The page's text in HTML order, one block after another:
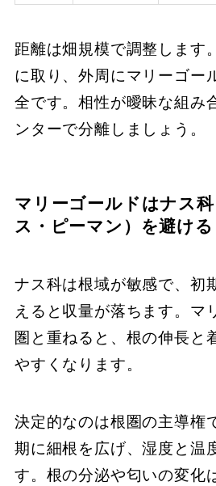
距離は畑規模で調整します
に取り、外周にマリーゴー
全です。相性が曖昧な組み
ンターで分離しましょう。
マリーゴールドはナス
ス・ピーマン）を避ける
ナス科は根域が敏感で、初
えると収量が落ちます。マ
圏と重ねると、根の伸長と
やすくなります。
決定的なのは根圏の主導権
期に細根を広げ、湿度と温
す。根の分泌や匂いの変化